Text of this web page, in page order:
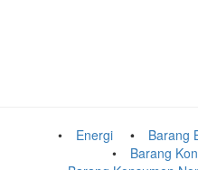
Energi Barang
Barang